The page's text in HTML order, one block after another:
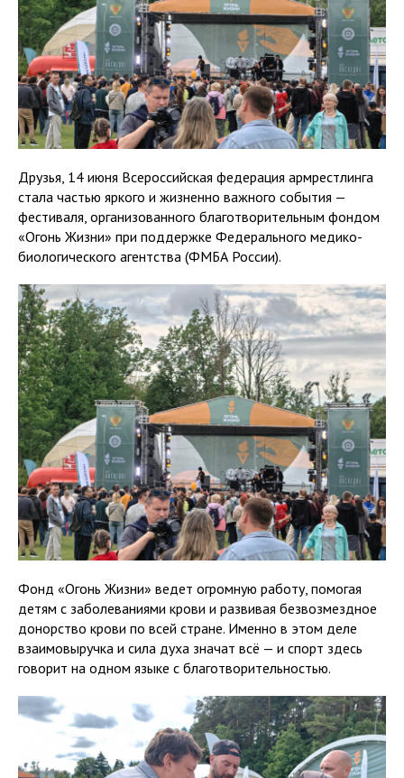
Друзья, 14 июня Всероссийская федерация армрестлинга
стала частью яркого и жизненно важного события —
фестиваля, организованного благотворительным фондом
«Огонь Жизни» при поддержке Федерального медико-
биологического агентства (ФМБА России).
Фонд «Огонь Жизни» ведет огромную работу, помогая
детям с заболеваниями крови и развивая безвозмездное
донорство крови по всей стране. Именно в этом деле
взаимовыручка и сила духа значат всё — и спорт здесь
говорит на одном языке с благотворительностью.